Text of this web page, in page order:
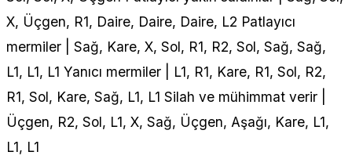
X, Üçgen, R1, Daire, Daire, Daire, L2 Patlayıcı
mermiler | Sağ, Kare, X, Sol, R1, R2, Sol, Sağ, Sağ,
L1, L1, L1 Yanıcı mermiler | L1, R1, Kare, R1, Sol, R2,
R1, Sol, Kare, Sağ, L1, L1 Silah ve mühimmat verir |
Üçgen, R2, Sol, L1, X, Sağ, Üçgen, Aşağı, Kare, L1,
L1, L1